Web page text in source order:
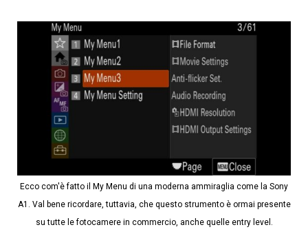
Ecco com'è fatto il My Menu di una moderna ammiraglia come la Sony
A1. Val bene ricordare, tuttavia, che questo strumento è ormai presente
su tutte le fotocamere in commercio, anche quelle entry level.